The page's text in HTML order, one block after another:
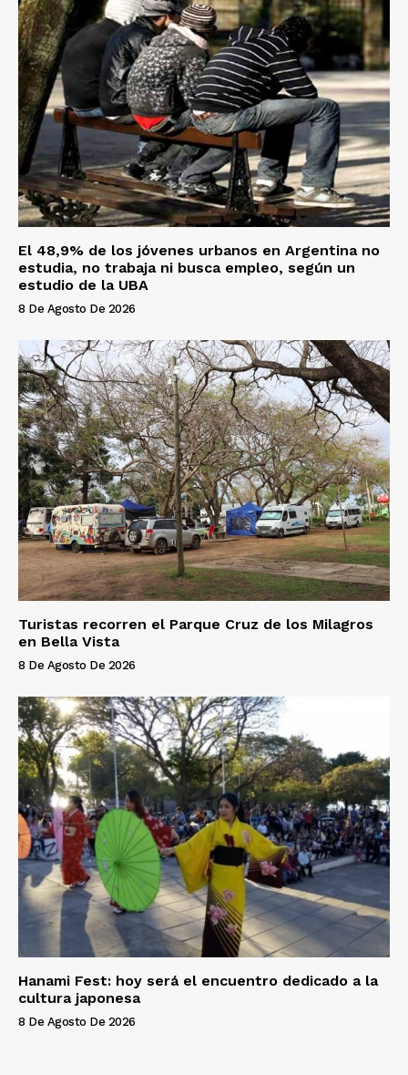
El 48,9% de los jóvenes urbanos en Argentina no
estudia, no trabaja ni busca empleo, según un
estudio de la UBA
8 De Agosto De 2026
Turistas recorren el Parque Cruz de los Milagros
en Bella Vista
8 De Agosto De 2026
Hanami Fest: hoy será el encuentro dedicado a la
cultura japonesa
8 De Agosto De 2026